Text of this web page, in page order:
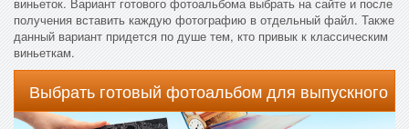
получения вставить каждую фотографию в отдельный файл. Также
данный вариант придется по душе тем, кто привык к классическим
виньеткам.
Выбрать готовый фотоальбом для выпускного